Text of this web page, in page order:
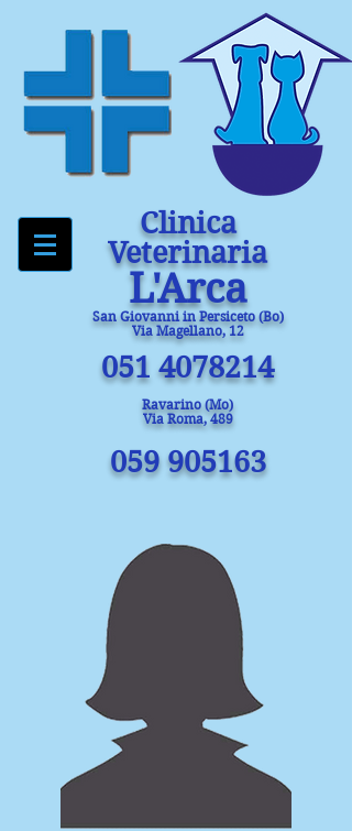
Clinica
Veterinaria
L'Arca
San Giovanni in Persiceto (Bo)
Via Magellano, 12
051 4078214
Ravarino (Mo)
Via Roma, 489
059 905163